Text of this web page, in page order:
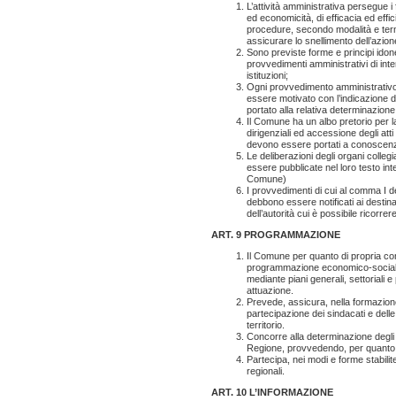
L’attività amministrativa
ed economicità, di efficacia ed
procedure, secondo modalità e
assicurare lo snellimento
Sono previste forme e principi
provvedimenti amministrativi di
istituzioni;
Ogni provvedimento
essere motivato con l’indicazione
portato alla relativa
Il Comune ha un albo pretorio per
dirigenziali ed accessione degli
devono essere portati a
Le deliberazioni degli organi
essere pubblicate nel loro testo
Comune)
I provvedimenti di cui al comma I
debbono essere notificati ai
dell’autorità cui è possibile
ART. 9 PROGRAMMAZIONE
Il Comune per quanto di propria
programmazione economico-
mediante piani generali, settoriali
attuazione.
Prevede, assicura, nella
partecipazione dei sindacati e
territorio.
Concorre alla determinazione
Regione, provvedendo, per
Partecipa, nei modi e forme
regionali.
ART. 10 L’INFORMAZIONE